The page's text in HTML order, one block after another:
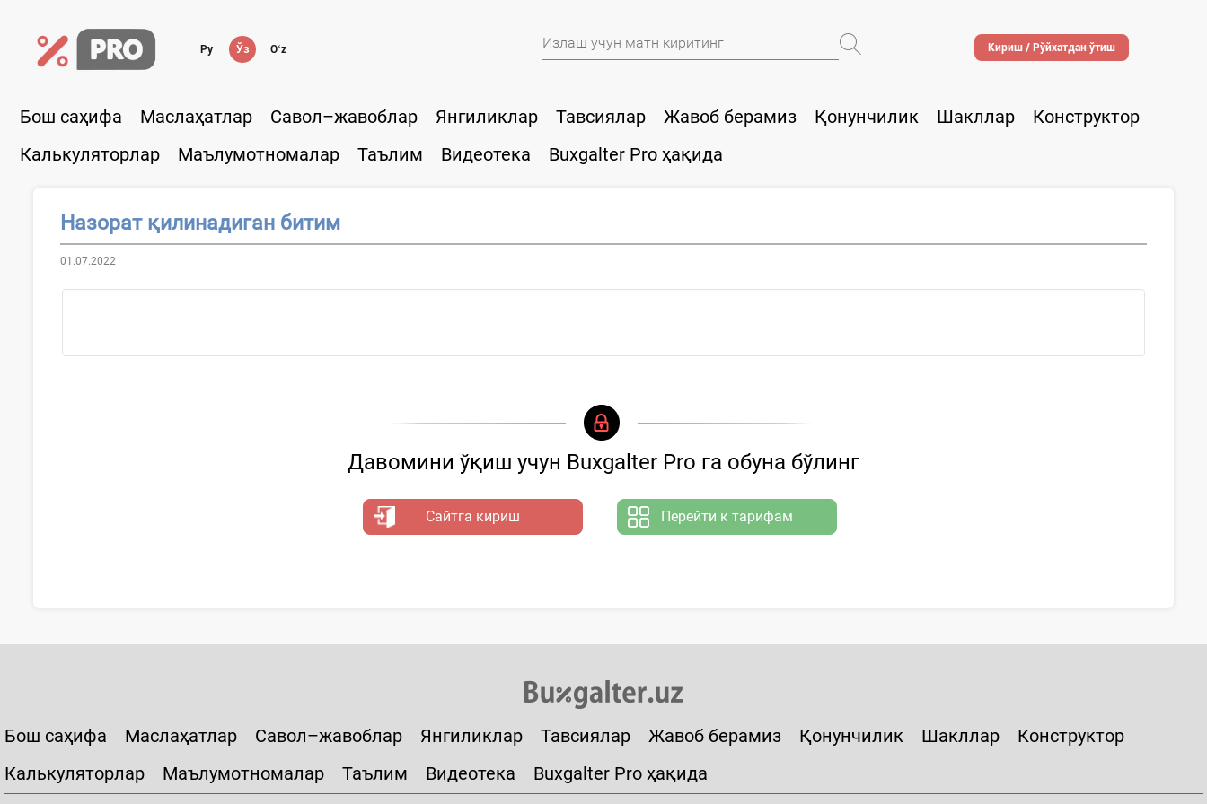
Ру Ўз Oʻz Кириш / Рўйхатдан ўтиш
Бош саҳифа Маслаҳатлар Савол–жавоблар Янгиликлар Тавсиялар Жавоб берамиз Қонунчилик Шакллар
Конструктор
Калькуляторлар
Маълумотномалар Таълим Видеотека Buxgalter Pro ҳақида
Назорат қилинадиган битим
01.07.2022
Давомини ўқиш учун Buxgalter Pro га обуна бўлинг
Сайтга кириш Перейти к тарифам
Бош саҳифа Маслаҳатлар Савол–жавоблар Янгиликлар Тавсиялар Жавоб берамиз Қонунчилик Шакллар
Конструктор
Калькуляторлар
Маълумотномалар Таълим Видеотека Buxgalter Pro ҳақида